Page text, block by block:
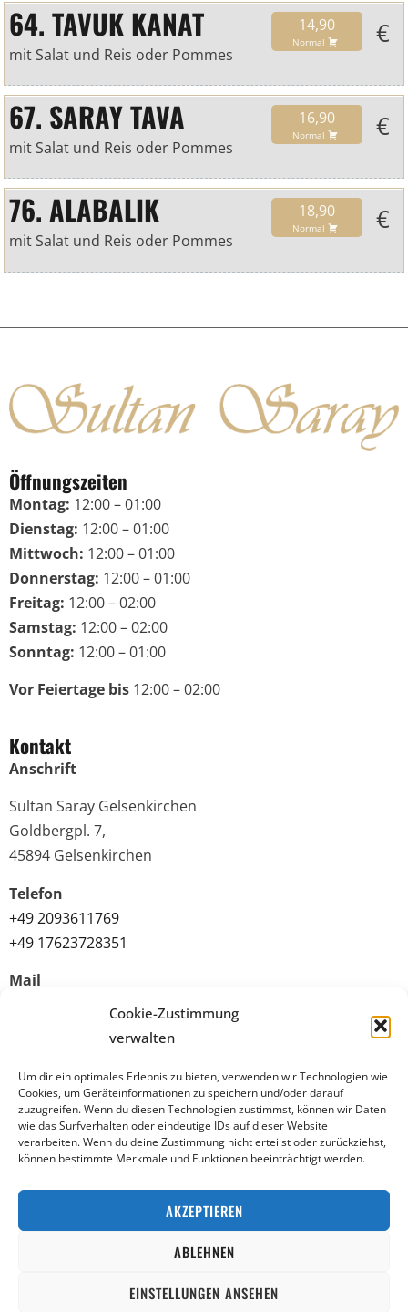
Cookie-Zustimmung
verwalten
Um dir ein optimales Erlebnis zu bieten, verwenden wir Technologien wie
Cookies, um Geräteinformationen zu speichern und/oder darauf
zuzugreifen. Wenn du diesen Technologien zustimmst, können wir Daten
wie das Surfverhalten oder eindeutige IDs auf dieser Website
verarbeiten. Wenn du deine Zustimmung nicht erteilst oder zurückziehst,
können bestimmte Merkmale und Funktionen beeinträchtigt werden.
AKZEPTIEREN
ABLEHNEN
EINSTELLUNGEN ANSEHEN
64. TAVUK KANAT 14,90
Normal €
mit Salat und Reis oder Pommes
67. SARAY TAVA 16,90
Normal €
mit Salat und Reis oder Pommes
76. ALABALIK 18,90
Normal €
mit Salat und Reis oder Pommes
Öffnungszeiten
Montag: 12:00 – 01:00
Dienstag: 12:00 – 01:00
Mittwoch: 12:00 – 01:00
Donnerstag: 12:00 – 01:00
Freitag: 12:00 – 02:00
Samstag: 12:00 – 02:00
Sonntag: 12:00 – 01:00
Vor Feiertage bis 12:00 – 02:00
Kontakt
Anschrift
Sultan Saray Gelsenkirchen
Goldbergpl. 7,
45894 Gelsenkirchen
Telefon
+49 2093611769
+49 17623728351
Mail
info@sultansaray-ge.de
Datenschutz
Allgemeine Geschäftsbedingungen (AGB)
Impressum
Widerrufsbelehrung
* Zusatzstoffe
© 2026 Sultansaray in Gelsenkirchen Online